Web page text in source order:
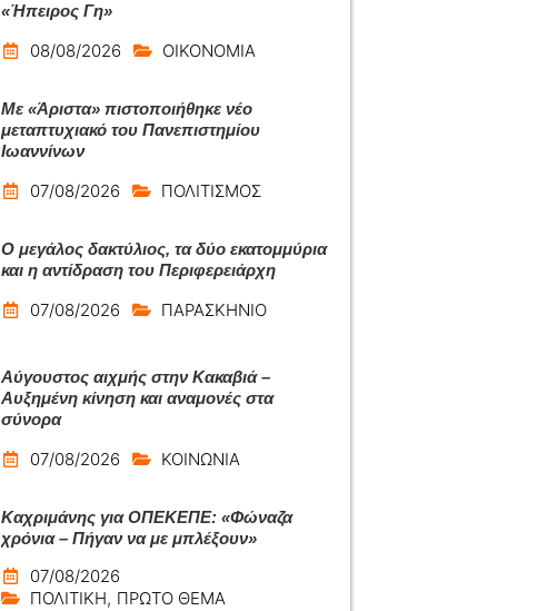
«Ήπειρος Γη»
08/08/2026 ΟΙΚΟΝΟΜΙΑ
Με «Άριστα» πιστοποιήθηκε νέο
μεταπτυχιακό του Πανεπιστημίου
Ιωαννίνων
07/08/2026 ΠΟΛΙΤΙΣΜΟΣ
Ο μεγάλος δακτύλιος, τα δύο εκατομμύρια
και η αντίδραση του Περιφερειάρχη
07/08/2026 ΠΑΡΑΣΚΗΝΙΟ
Αύγουστος αιχμής στην Κακαβιά –
Αυξημένη κίνηση και αναμονές στα
σύνορα
07/08/2026 ΚΟΙΝΩΝΙΑ
Καχριμάνης για ΟΠΕΚΕΠΕ: «Φώναζα
χρόνια – Πήγαν να με μπλέξουν»
07/08/2026
ΠΟΛΙΤΙΚΗ, ΠΡΩΤΟ ΘΕΜΑ